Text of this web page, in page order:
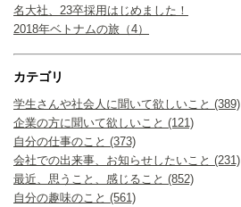
名大社、23卒採用はじめました！
2018年ベトナムの旅（4）
カテゴリ
学生さんや社会人に聞いて欲しいこと (389)
企業の方に聞いて欲しいこと (121)
自分の仕事のこと (373)
会社での出来事、お知らせしたいこと (231)
最近、思うこと、感じること (852)
自分の趣味のこと (561)